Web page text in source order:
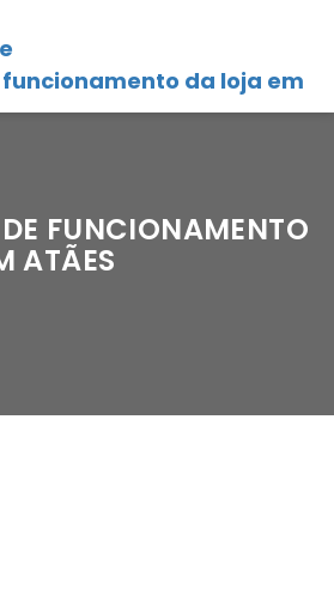
da loja em
FUNCIONAMENTO
ATÃES